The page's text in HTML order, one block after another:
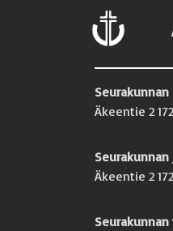
Äkeentie 2
Äkeentie 2